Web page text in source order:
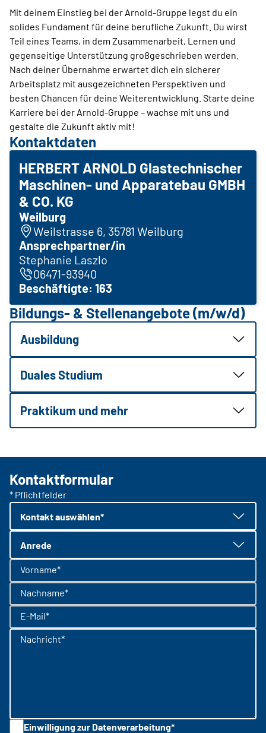
Mit deinem Einstieg bei der Arnold-Gruppe legst du ein
solides Fundament für deine berufliche Zukunft. Du wirst
Teil eines Teams, in dem Zusammenarbeit, Lernen und
gegenseitige Unterstützung großgeschrieben werden.
Nach deiner Übernahme erwartet dich ein sicherer
Arbeitsplatz mit ausgezeichneten Perspektiven und
besten Chancen für deine Weiterentwicklung. Starte deine
Karriere bei der Arnold-Gruppe – wachse mit uns und
gestalte die Zukunft aktiv mit!
Kontaktdaten
HERBERT ARNOLD Glastechnischer
Maschinen- und Apparatebau GMBH
& CO. KG
Weilburg
Weilstrasse 6, 35781 Weilburg
Ansprechpartner/in
Stephanie Laszlo
06471-93940
Beschäftigte: 163
Bildungs- & Stellenangebote (m/w/d)
Ausbildung
Duales Studium
Praktikum und mehr
Kontaktformular
* Pflichtfelder
Kontakt auswählen*
Anrede
Vorname*
Nachname*
E-Mail*
Nachricht*
Einwilligung zur Datenverarbeitung*